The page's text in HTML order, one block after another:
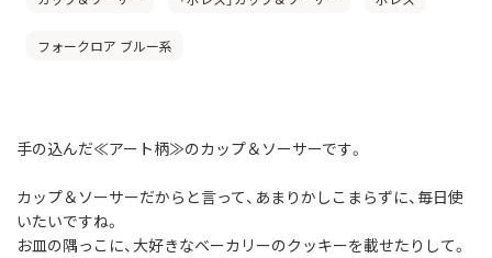
フォークロア ブルー系
手の込んだ≪アート柄≫のカップ＆ソーサーです。
カップ＆ソーサーだからと言って、あまりかしこまらずに、毎日使
いたいですね。
お皿の隅っこに、大好きなベーカリーのクッキーを載せたりして。